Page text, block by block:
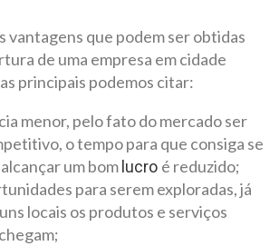
vantagens que podem ser obtidas
de uma empresa em cidade
principais podemos citar:
menor, pelo fato do mercado ser
o tempo para que consiga se
um bom lucro é reduzido;
para serem exploradas, já
locais os produtos e serviços